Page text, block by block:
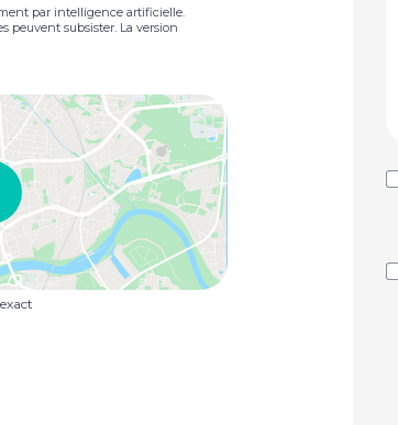
par intelligence artificielle.
peuvent subsister. La version